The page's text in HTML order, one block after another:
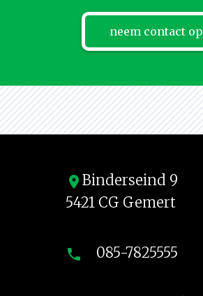
neem contact op
location_on Binderseind 9
5421 CG Gemert
phone 085-7825555